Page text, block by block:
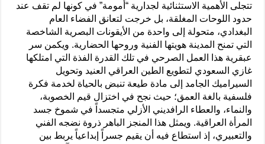
تتجلى الأهمية الاستثنائية لجدارية “أمومة” في كونها لم تقف عند
حدود اللوحات المغلقة، بل خرجت لتعانق الفضاء العام
البغدادي، متحولة إلى واحدة من الأيقونات البصرية الشاخصة
التي تمنح المدينة هويتها الفنية وروحها الحضارية. ويكمن سر
عبقرية هذا العمل الصرحي في تلك القدرة الفذة التي امتلكها
غازي السعودي لتطويع الطين العراقي العنيد وتحويل
السيراميك الجامد إلى مادة طيعة تنبض بالحياة لخدمة فكرة
فلسفية بالغة العمق؛ حيث نجح في اختزال قيم الخصوبة،
والنماء، والعطاء الرافديني الأزلي متجسداً في شموخ جسد
المرأة العراقية. ويمثل هذا المنجز الباهر ذروة نضجه الفني
والتعبيري، إذ استطاع فيه أن يقيم جسراً إبداعياً يربط بين